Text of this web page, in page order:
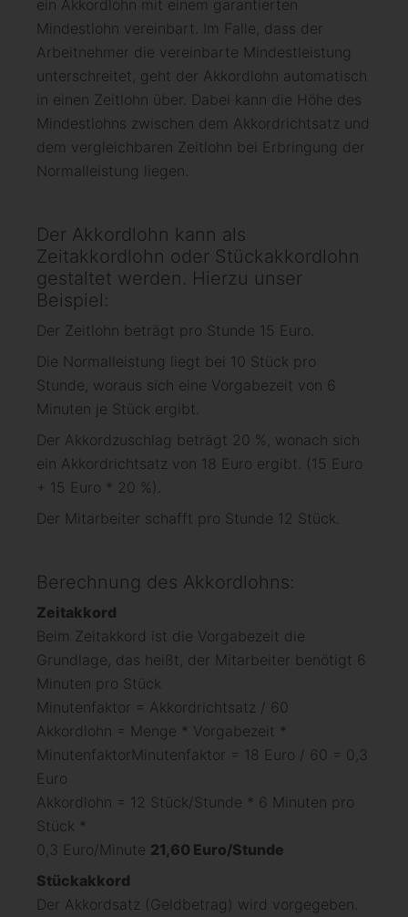
ein Akkordlohn mit einem garantierten
Mindestlohn vereinbart. Im Falle, dass der
Arbeitnehmer die vereinbarte Mindestleistung
unterschreitet, geht der Akkordlohn automatisch
in einen Zeitlohn über. Dabei kann die Höhe des
Mindestlohns zwischen dem Akkordrichtsatz und
dem vergleichbaren Zeitlohn bei Erbringung der
Normalleistung liegen.
Der Akkordlohn kann als
Zeitakkordlohn oder Stückakkordlohn
gestaltet werden. Hierzu unser
Beispiel:
Der Zeitlohn beträgt pro Stunde 15 Euro.
Die Normalleistung liegt bei 10 Stück pro
Stunde, woraus sich eine Vorgabezeit von 6
Minuten je Stück ergibt.
Der Akkordzuschlag beträgt 20 %, wonach sich
ein Akkordrichtsatz von 18 Euro ergibt. (15 Euro
+ 15 Euro * 20 %).
Der Mitarbeiter schafft pro Stunde 12 Stück.
Berechnung des Akkordlohns:
Zeitakkord
Beim Zeitakkord ist die Vorgabezeit die
Grundlage, das heißt, der Mitarbeiter benötigt 6
Minuten pro Stück
Minutenfaktor = Akkordrichtsatz / 60
Akkordlohn = Menge * Vorgabezeit *
MinutenfaktorMinutenfaktor = 18 Euro / 60 = 0,3
Euro
Akkordlohn = 12 Stück/Stunde * 6 Minuten pro
Stück *
0,3 Euro/Minute 21,60 Euro/Stunde
Stückakkord
Der Akkordsatz (Geldbetrag) wird vorgegeben.